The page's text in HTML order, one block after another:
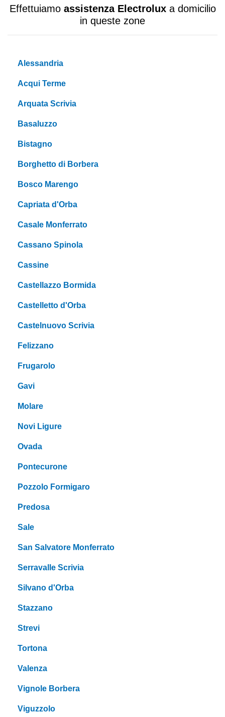
Effettuiamo assistenza Electroluxa domicilio
in queste zone
Alessandria
Acqui Terme
Arquata Scrivia
Basaluzzo
Bistagno
Borghetto di Borbera
Bosco Marengo
Capriata d'Orba
Casale Monferrato
Cassano Spinola
Cassine
Castellazzo Bormida
Castelletto d'Orba
Castelnuovo Scrivia
Felizzano
Frugarolo
Gavi
Molare
Novi Ligure
Ovada
Pontecurone
Pozzolo Formigaro
Predosa
Sale
San Salvatore Monferrato
Serravalle Scrivia
Silvano d'Orba
Stazzano
Strevi
Tortona
Valenza
Vignole Borbera
Viguzzolo